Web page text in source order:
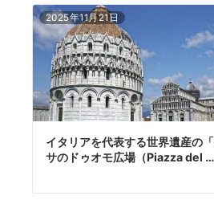
2025年11月21日
イタリアを代表する世界遺産の
サのドゥオモ広場（Piazza del …